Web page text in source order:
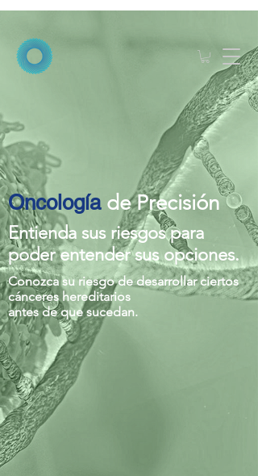
Oncologíade Precisión
Entienda sus riesgos para
poder entender sus opciones.
Conozca su riesgo de desarrollar ciertos
cánceres hereditarios
antes de que sucedan.